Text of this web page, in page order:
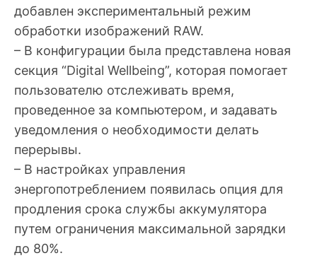
добавлен экспериментальный режим
обработки изображений RAW.
– В конфигурации была представлена новая
секция “Digital Wellbeing”, которая помогает
пользователю отслеживать время,
проведенное за компьютером, и задавать
уведомления о необходимости делать
перерывы.
– В настройках управления
энергопотреблением появилась опция для
продления срока службы аккумулятора
путем ограничения максимальной зарядки
до 80%.